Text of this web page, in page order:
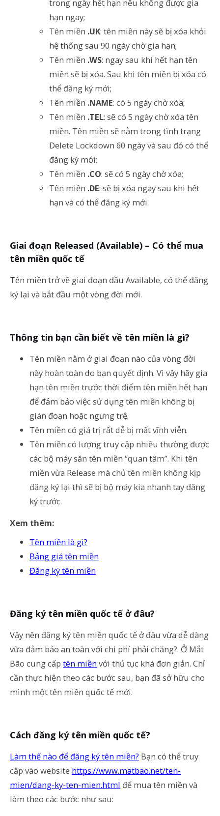
trong ngày hết hạn nếu không được gia
hạn ngay;
Tên miền .UK: tên miền này sẽ bị xóa khỏi
hệ thống sau 90 ngày chờ gia hạn;
Tên miền .WS: ngay sau khi hết hạn tên
miền sẽ bị xóa. Sau khi tên miền bị xóa có
thể đăng ký mới;
Tên miền .NAME: có 5 ngày chờ xóa;
Tên miền .TEL: sẽ có 5 ngày chờ xóa tên
miền. Tên miền sẽ nằm trong tình trạng
Delete Lockdown 60 ngày và sau đó có thể
đăng ký mới;
Tên miền .CO: sẽ có 5 ngày chờ xóa;
Tên miền .DE: sẽ bị xóa ngay sau khi hết
hạn và có thể đăng ký mới.
Giai đoạn Released (Available) – Có thể mua
tên miền quốc tế
Tên miền trở về giai đoạn đầu Available, có thể đăng
ký lại và bắt đầu một vòng đời mới.
Thông tin bạn cần biết về tên miền là gì?
Tên miền nằm ở giai đoạn nào của vòng đời
này hoàn toàn do bạn quyết định. Vì vậy hãy gia
hạn tên miền trước thời điểm tên miền hết hạn
để đảm bảo việc sử dụng tên miền không bị
gián đoạn hoặc ngưng trệ.
Tên miền có giá trị rất dễ bị mất vĩnh viễn.
Tên miền có lượng truy cập nhiều thường được
các bộ máy săn tên miền “quan tâm”. Khi tên
miền vừa Release mà chủ tên miền không kịp
đăng ký lại thì sẽ bị bộ máy kia nhanh tay đăng
ký trước.
Xem thêm:
Tên miền là gì?
Bảng giá tên miền
Đăng ký tên miền
Đăng ký tên miền quốc tế ở đâu?
Vậy nên đăng ký tên miền quốc tế ở đâu vừa dễ dàng
vừa đảm bảo an toàn với chi phí phải chăng?. Ở Mắt
Bão cung cấp tên miềnvới thủ tục khá đơn giản. Chỉ
cần thực hiện theo các bước sau, bạn đã sở hữu cho
mình một tên miền quốc tế mới.
Cách đăng ký tên miền quốc tế?
Làm thế nào để đăng ký tên miền? Bạn có thể truy
cập vào website https://www.matbao.net/ten-
mien/dang-ky-ten-mien.html để mua tên miền và
làm theo các bước như sau: